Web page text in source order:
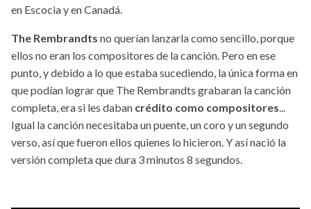
en Escocia y en Canadá.
The Rembrandts no querían lanzarla como sencillo, porque
ellos no eran los compositores de la canción. Pero en ese
punto, y debido a lo que estaba sucediendo, la única forma en
que podían lograr que The Rembrandts grabaran la canción
completa, era si les daban crédito como compositores...
Igual la canción necesitaba un puente, un coro y un segundo
verso, así que fueron ellos quienes lo hicieron. Y así nació la
versión completa que dura 3 minutos 8 segundos.